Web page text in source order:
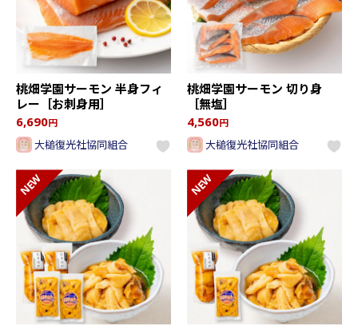
桃畑学園サーモン 半身フィ
レー［お刺身用］
6,690円
大槌復光社協同組合
桃畑学園サーモン 切り身
［無塩］
4,560円
大槌復光社協同組合